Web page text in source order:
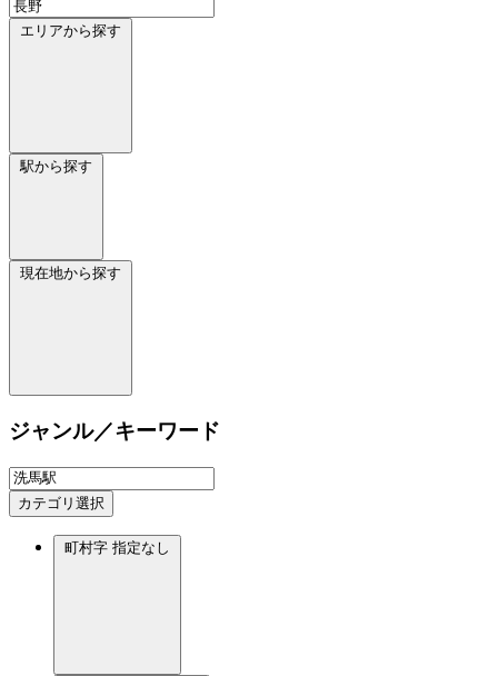
エリアから探す
駅から探す
現在地から探す
ジャンル／キーワード
カテゴリ選択
町村字 指定なし